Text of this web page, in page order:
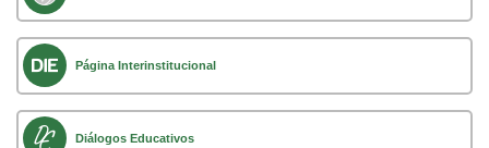
Página Interinstitucional
Diálogos Educativos